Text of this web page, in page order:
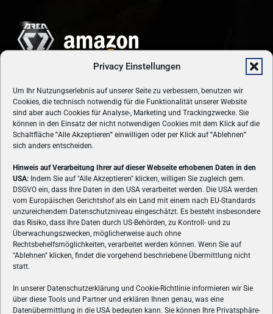
Privacy Einstellungen
Um Ihr Nutzungserlebnis auf unserer Seite zu verbessern, benutzen wir
Cookies, die technisch notwendig für die Funktionalität unserer Website
sind aber auch Cookies für Analyse-, Marketing und Trackingzwecke. Sie
können in den Einsatz der nicht notwendigen Cookies mit dem Klick auf die
Schaltfläche "Alle Akzeptieren" einwilligen oder per Klick auf"Ablehnen"
sich anders entscheiden.
Hinweis auf Verarbeitung Ihrer auf dieser Webseite erhobenen Daten in den
USA: Indem Sie auf "Alle Akzeptieren" klicken, willigen Sie zugleich gem.
DSGVO ein, dass Ihre Daten in den USA verarbeitet werden. Die USA werden
vom Europäischen Gerichtshof als ein Land mit einem nach EU-Standards
unzureichendem Datenschutzniveau eingeschätzt. Es besteht insbesondere
das Risiko, dass Ihre Daten durch US-Behörden, zu Kontroll- und zu
Überwachungszwecken, möglicherweise auch ohne
Rechtsbehelfsmöglichkeiten, verarbeitet werden können. Wenn Sie auf
"Ablehnen" klicken, findet die vorgehend beschriebene Übermittlung nicht
statt.
In unserer Datenschutzerklärung und Cookie-Richtlinie informieren wir Sie
über diese Tools und Partner und erklären Ihnen genau, was eine
Datenübermittlung in die USA bedeuten kann. Sie können Ihre Privatsphäre-
ÜBER UNS
VON GAMERN, FÜR GAMER! Gamers.at ist das älteste Online-
Spielemagazin Österreichs und bringt täglich aktuelle News,
Reviews und Videos zu PC- und Konsolenspielen, Gaming-
Hardware und aus der Welt des e-Sport's.
FOLGE UNS